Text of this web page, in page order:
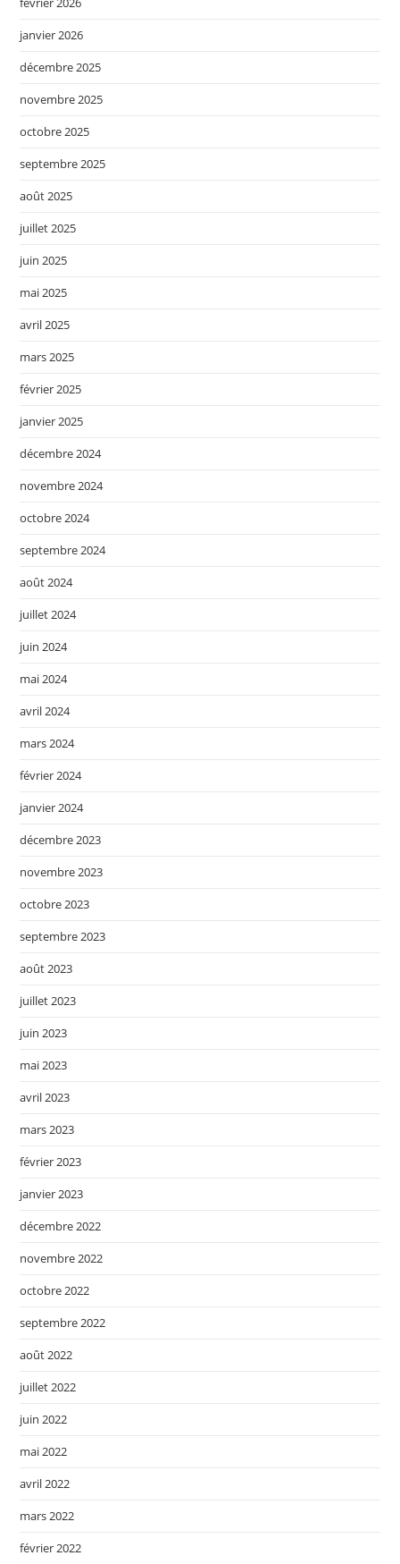
janvier 2026
décembre 2025
novembre 2025
octobre 2025
septembre 2025
août 2025
juillet 2025
juin 2025
mai 2025
avril 2025
mars 2025
février 2025
janvier 2025
décembre 2024
novembre 2024
octobre 2024
septembre 2024
août 2024
juillet 2024
juin 2024
mai 2024
avril 2024
mars 2024
février 2024
janvier 2024
décembre 2023
novembre 2023
octobre 2023
septembre 2023
août 2023
juillet 2023
juin 2023
mai 2023
avril 2023
mars 2023
février 2023
janvier 2023
décembre 2022
novembre 2022
octobre 2022
septembre 2022
août 2022
juillet 2022
juin 2022
mai 2022
avril 2022
mars 2022
février 2022